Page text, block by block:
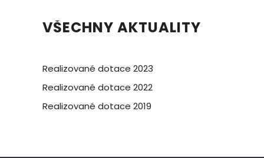
VŠECHNY AKTUALITY
Realizované dotace 2023
Realizované dotace 2022
Realizované dotace 2019